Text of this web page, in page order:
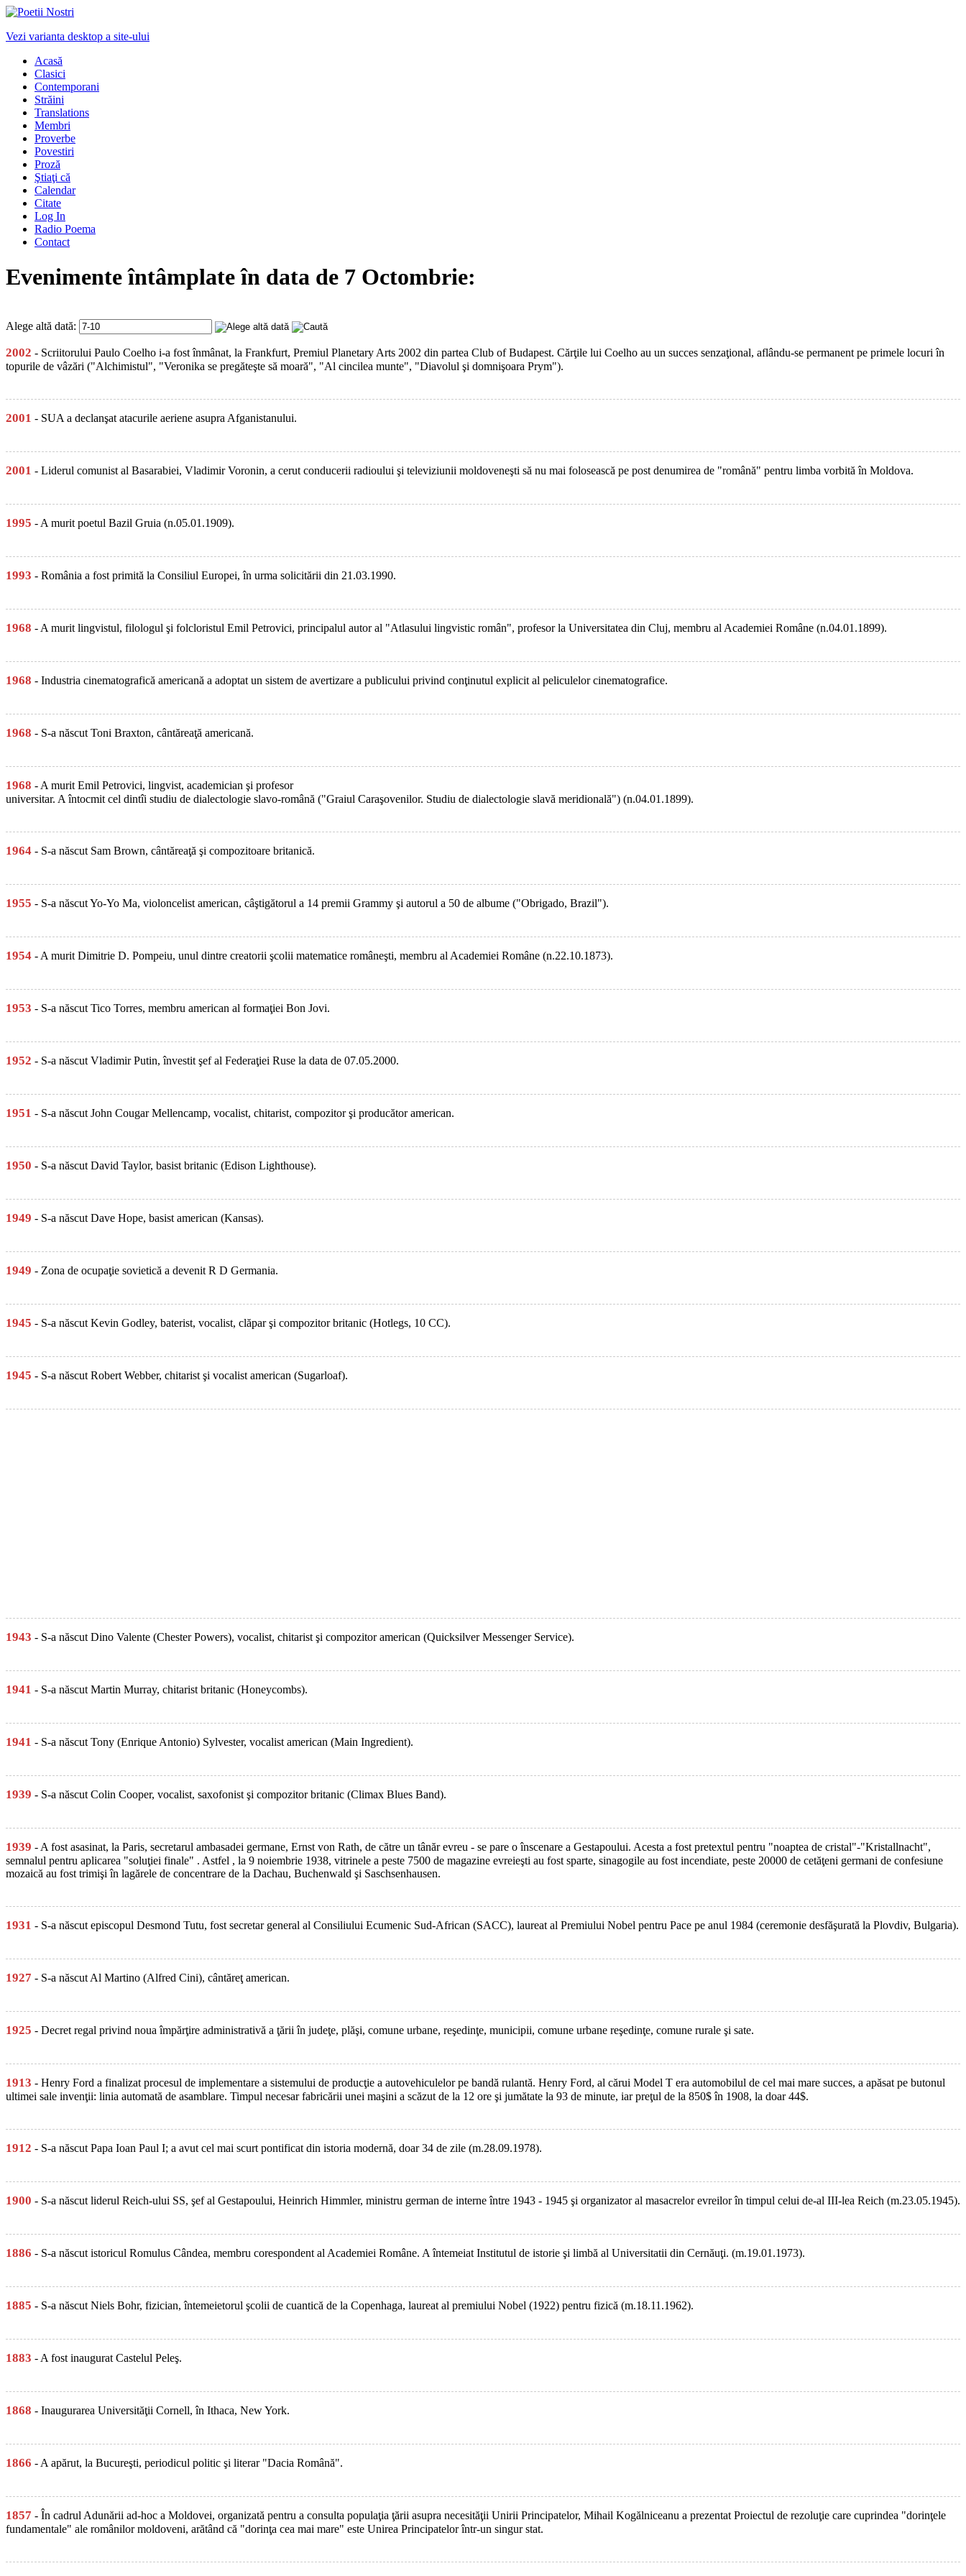
Vezi varianta desktop a site-ului
Acasă
Clasici
Contemporani
Străini
Translations
Membri
Proverbe
Povestiri
Proză
Ştiaţi că
Calendar
Citate
Log In
Radio Poema
Contact
Evenimente întâmplate în data de 7 Octombrie:
Alege altă dată:
2002 - Scriitorului Paulo Coelho i-a fost înmânat, la Frankfurt, Premiul Planetary Arts 2002 din partea Club of Budapest. Cărţile lui Coelho au un succes senzaţional, aflându-se permanent pe primele locuri în
topurile de vâzări ("Alchimistul", "Veronika se pregăteşte să moară", "Al cincilea munte", "Diavolul şi domnişoara Prym").
2001 - SUA a declanşat atacurile aeriene asupra Afganistanului.
2001 - Liderul comunist al Basarabiei, Vladimir Voronin, a cerut conducerii radioului şi televiziunii moldoveneşti să nu mai folosească pe post denumirea de "română" pentru limba vorbită în Moldova.
1995 - A murit poetul Bazil Gruia (n.05.01.1909).
1993 - România a fost primită la Consiliul Europei, în urma solicitării din 21.03.1990.
1968 - A murit lingvistul, filologul şi folcloristul Emil Petrovici, principalul autor al "Atlasului lingvistic român", profesor la Universitatea din Cluj, membru al Academiei Române (n.04.01.1899).
1968 - Industria cinematografică americană a adoptat un sistem de avertizare a publicului privind conţinutul explicit al peliculelor cinematografice.
1968 - S-a născut Toni Braxton, cântăreaţă americană.
1968 - A murit Emil Petrovici, lingvist, academician şi profesor
universitar. A întocmit cel dintîi studiu de dialectologie slavo-română ("Graiul Caraşovenilor. Studiu de dialectologie slavă meridională") (n.04.01.1899).
1964 - S-a născut Sam Brown, cântăreaţă şi compozitoare britanică.
1955 - S-a născut Yo-Yo Ma, violoncelist american, câştigătorul a 14 premii Grammy şi autorul a 50 de albume ("Obrigado, Brazil").
1954 - A murit Dimitrie D. Pompeiu, unul dintre creatorii şcolii matematice româneşti, membru al Academiei Române (n.22.10.1873).
1953 - S-a născut Tico Torres, membru american al formaţiei Bon Jovi.
1952 - S-a născut Vladimir Putin, învestit şef al Federaţiei Ruse la data de 07.05.2000.
1951 - S-a născut John Cougar Mellencamp, vocalist, chitarist, compozitor şi producător american.
1950 - S-a născut David Taylor, basist britanic (Edison Lighthouse).
1949 - S-a născut Dave Hope, basist american (Kansas).
1949 - Zona de ocupaţie sovietică a devenit R D Germania.
1945 - S-a născut Kevin Godley, baterist, vocalist, clăpar şi compozitor britanic (Hotlegs, 10 CC).
1945 - S-a născut Robert Webber, chitarist şi vocalist american (Sugarloaf).
1943 - S-a născut Dino Valente (Chester Powers), vocalist, chitarist şi compozitor american (Quicksilver Messenger Service).
1941 - S-a născut Martin Murray, chitarist britanic (Honeycombs).
1941 - S-a născut Tony (Enrique Antonio) Sylvester, vocalist american (Main Ingredient).
1939 - S-a născut Colin Cooper, vocalist, saxofonist şi compozitor britanic (Climax Blues Band).
1939 - A fost asasinat, la Paris, secretarul ambasadei germane, Ernst von Rath, de către un tânăr evreu - se pare o înscenare a Gestapoului. Acesta a fost pretextul pentru "noaptea de cristal"-"Kristallnacht",
semnalul pentru aplicarea "soluţiei finale" . Astfel , la 9 noiembrie 1938, vitrinele a peste 7500 de magazine evreieşti au fost sparte, sinagogile au fost incendiate, peste 20000 de cetăţeni germani de confesiune
mozaică au fost trimişi în lagărele de concentrare de la Dachau, Buchenwald şi Saschsenhausen.
1931 - S-a născut episcopul Desmond Tutu, fost secretar general al Consiliului Ecumenic Sud-African (SACC), laureat al Premiului Nobel pentru Pace pe anul 1984 (ceremonie desfăşurată la Plovdiv, Bulgaria).
1927 - S-a născut Al Martino (Alfred Cini), cântăreţ american.
1925 - Decret regal privind noua împărţire administrativă a ţării în judeţe, plăşi, comune urbane, reşedinţe, municipii, comune urbane reşedinţe, comune rurale şi sate.
1913 - Henry Ford a finalizat procesul de implementare a sistemului de producţie a autovehiculelor pe bandă rulantă. Henry Ford, al cărui Model T era automobilul de cel mai mare succes, a apăsat pe butonul
ultimei sale invenţii: linia automată de asamblare. Timpul necesar fabricării unei maşini a scăzut de la 12 ore şi jumătate la 93 de minute, iar preţul de la 850$ în 1908, la doar 44$.
1912 - S-a născut Papa Ioan Paul I; a avut cel mai scurt pontificat din istoria modernă, doar 34 de zile (m.28.09.1978).
1900 - S-a născut liderul Reich-ului SS, şef al Gestapoului, Heinrich Himmler, ministru german de interne între 1943 - 1945 şi organizator al masacrelor evreilor în timpul celui de-al III-lea Reich (m.23.05.1945).
1886 - S-a născut istoricul Romulus Cândea, membru corespondent al Academiei Române. A întemeiat Institutul de istorie şi limbă al Universitatii din Cernăuţi. (m.19.01.1973).
1885 - S-a născut Niels Bohr, fizician, întemeietorul şcolii de cuantică de la Copenhaga, laureat al premiului Nobel (1922) pentru fizică (m.18.11.1962).
1883 - A fost inaugurat Castelul Peleş.
1868 - Inaugurarea Universităţii Cornell, în Ithaca, New York.
1866 - A apărut, la Bucureşti, periodicul politic şi literar "Dacia Română".
1857 - În cadrul Adunării ad-hoc a Moldovei, organizată pentru a consulta populaţia ţării asupra necesităţii Unirii Principatelor, Mihail Kogălniceanu a prezentat Proiectul de rezoluţie care cuprindea "dorinţele
fundamentale" ale românilor moldoveni, arătând că "dorinţa cea mai mare" este Unirea Principatelor într-un singur stat.